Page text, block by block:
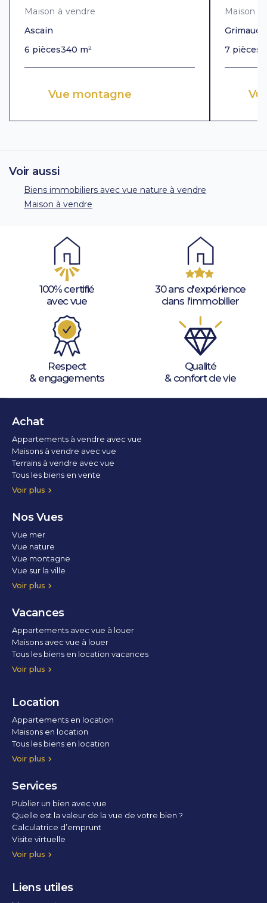
Maison à vendre
Ascain
6 pièces340 m²
Vue montagne
Maison à
Grimaud
7 pièces
Voir aussi
Biens immobiliers avec vue nature à vendre
Maison à vendre
100% certifié
avec vue
30 ans d'expérience
dans l'immobilier
Respect
& engagements
Qualité
& confort de vie
Achat
Voir plus
Appartements à vendre avec vue
Maisons à vendre avec vue
Terrains à vendre avec vue
Tous les biens en vente
Nos Vues
Voir plus
Vue mer
Vue nature
Vue montagne
Vue sur la ville
Vue parc
Vue fleuve
Vue lac
Vue marina / port
Vacances
Voir plus
Appartements avec vue à louer
Maisons avec vue à louer
Tous les biens en location vacances
Location
Voir plus
Appartements en location
Maisons en location
Tous les biens en location
Services
Voir plus
Publier un bien avec vue
Quelle est la valeur de la vue de votre bien ?
Calculatrice d’emprunt
Visite virtuelle
Home staging
Liens utiles